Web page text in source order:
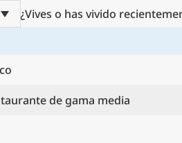
¿Vives o has vivido
de gama media